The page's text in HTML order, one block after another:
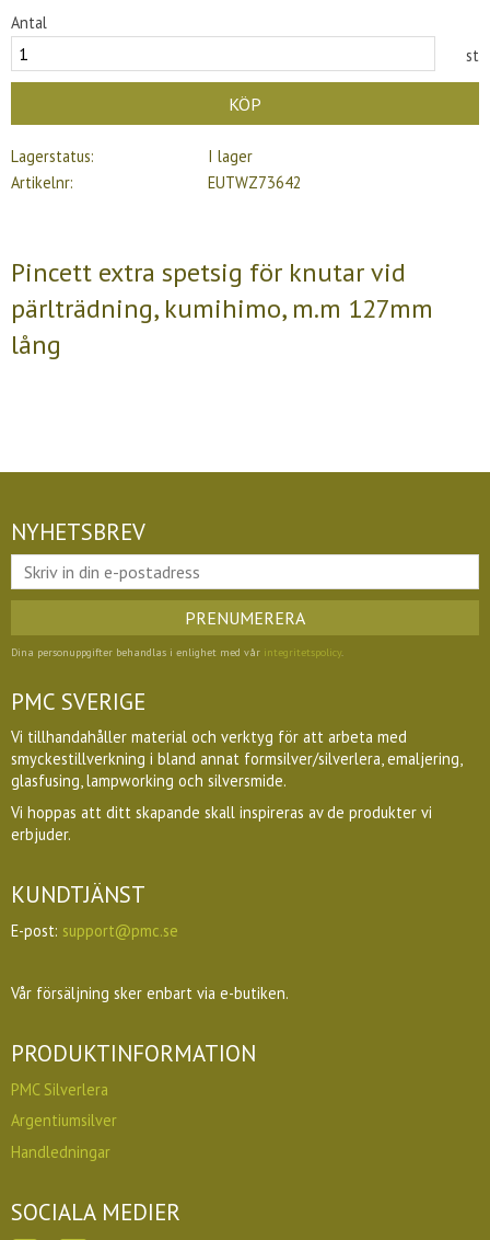
Antal
st
KÖP
Lagerstatus
I lager
Artikelnr
EUTWZ73642
Pincett extra spetsig för knutar vid
pärlträdning, kumihimo, m.m 127mm
lång
NYHETSBREV
PRENUMERERA
Dina personuppgifter behandlas i enlighet med vår integritetspolicy.
PMC SVERIGE
Vi tillhandahåller material och verktyg för att arbeta med
smyckestillverkning i bland annat formsilver/silverlera, emaljering,
glasfusing, lampworking och silversmide.
Vi hoppas att ditt skapande skall inspireras av de produkter vi
erbjuder.
KUNDTJÄNST
E-post: support@pmc.se
Vår försäljning sker enbart via e-butiken.
PRODUKTINFORMATION
PMC Silverlera
Argentiumsilver
Handledningar
SOCIALA MEDIER